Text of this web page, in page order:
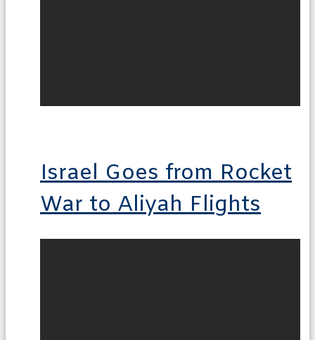
Israel Goes from Rocket
War to Aliyah Flights